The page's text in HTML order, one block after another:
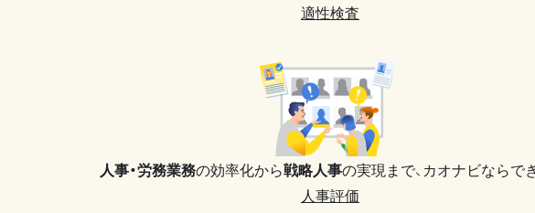
適性検査
人事・労務業務の効率化から戦略人事の実現まで、 カオナビならで
人事評価